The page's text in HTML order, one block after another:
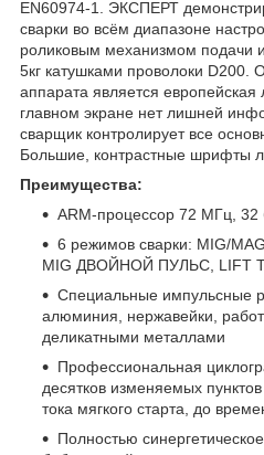
EN60974-1. ЭКСПЕРТ
сварки во всём диапазоне
роликовым механизмом подачи
5кг катушками проволоки D200.
аппарата является европейская
главном экране нет лишней
сварщик контролирует все
Большие, контрастные шрифты
Преимущества:
ARM-процессор 72 МГц, 32
6 режимов сварки: MIG/
MIG ДВОЙНОЙ ПУЛЬС, LIFT
Специальные импульсные
алюминия, нержавейки,
деликатными металлами
Профессиональная
десятков изменяемых
тока мягкого старта, до
Полностью